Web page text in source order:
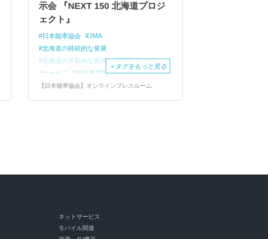
示会 『NEXT 150 北海道プロジ
ェクト』
日本能率協会
JMA
北海道の持続的な発展
北海道の革新的な実現
最新製品
サービス
業界専門展示会 NEXT
150
北海道プロジェクト
＋ タグをもっと見る
【日本能率協会】オンラインプレスルーム
ネットサービス
モバイル関連